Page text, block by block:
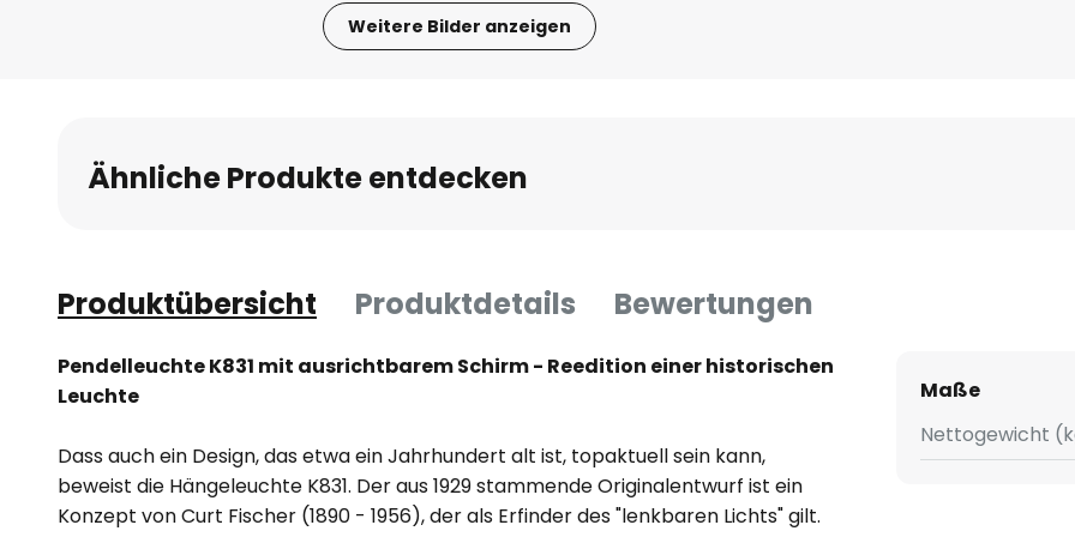
Weitere Bilder anzeigen
Bildgalerie
springen
Ähnliche Produkte entdecken
Produktübersicht Produktdetails Bewertungen
Pendelleuchte K831 mit ausrichtbarem Schirm - Reedition einer historischen
Leuchte
Dass auch ein Design, das etwa ein Jahrhundert alt ist, topaktuell sein kann,
beweist die Hängeleuchte K831. Der aus 1929 stammende Originalentwurf ist ein
Konzept von Curt Fischer (1890 - 1956), der als Erfinder des "lenkbaren Lichts" gilt.
Maße
Nettogewicht